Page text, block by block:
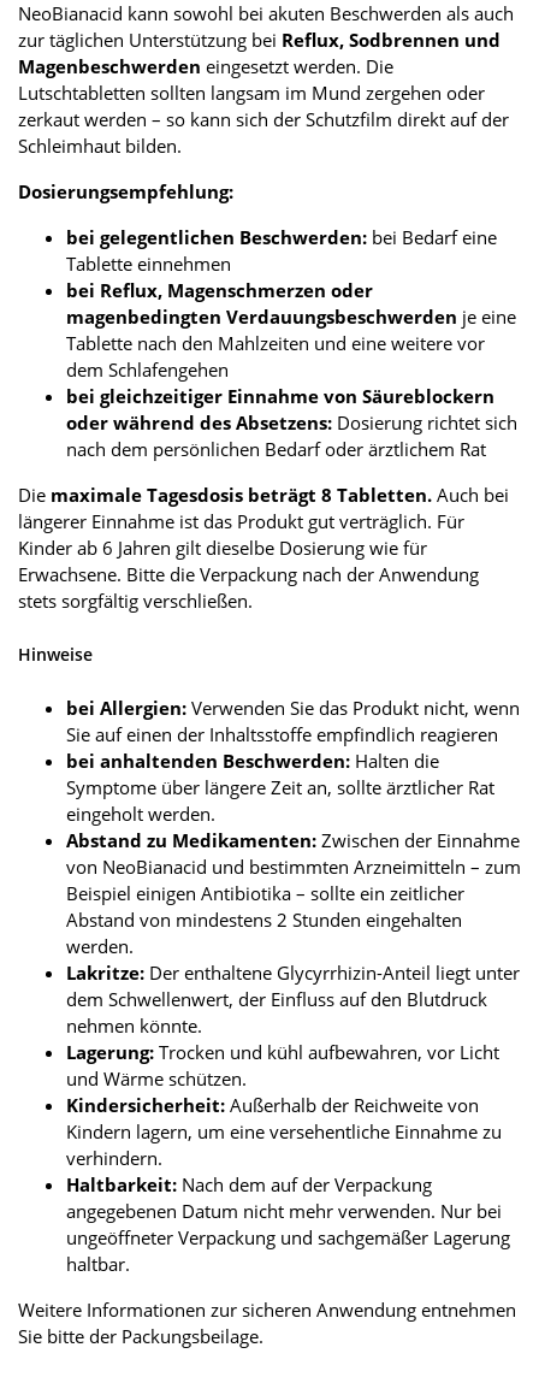
NeoBianacid kann sowohl bei akuten Beschwerden als auch
zur täglichen Unterstützung bei Reflux, Sodbrennen und
Magenbeschwerden eingesetzt werden. Die
Lutschtabletten sollten langsam im Mund zergehen oder
zerkaut werden – so kann sich der Schutzfilm direkt auf der
Schleimhaut bilden.
Dosierungsempfehlung:
bei gelegentlichen Beschwerden: bei Bedarf eine
Tablette einnehmen
bei Reflux, Magenschmerzen oder
magenbedingten Verdauungsbeschwerden je eine
Tablette nach den Mahlzeiten und eine weitere vor
dem Schlafengehen
bei gleichzeitiger Einnahme von Säureblockern
oder während des Absetzens: Dosierung richtet sich
nach dem persönlichen Bedarf oder ärztlichem Rat
Die maximale Tagesdosis beträgt 8 Tabletten. Auch bei
längerer Einnahme ist das Produkt gut verträglich. Für
Kinder ab 6 Jahren gilt dieselbe Dosierung wie für
Erwachsene. Bitte die Verpackung nach der Anwendung
stets sorgfältig verschließen.
Hinweise
bei Allergien: Verwenden Sie das Produkt nicht, wenn
Sie auf einen der Inhaltsstoffe empfindlich reagieren
bei anhaltenden Beschwerden: Halten die
Symptome über längere Zeit an, sollte ärztlicher Rat
eingeholt werden.
Abstand zu Medikamenten: Zwischen der Einnahme
von NeoBianacid und bestimmten Arzneimitteln – zum
Beispiel einigen Antibiotika – sollte ein zeitlicher
Abstand von mindestens 2 Stunden eingehalten
werden.
Lakritze: Der enthaltene Glycyrrhizin-Anteil liegt unter
dem Schwellenwert, der Einfluss auf den Blutdruck
nehmen könnte.
Lagerung: Trocken und kühl aufbewahren, vor Licht
und Wärme schützen.
Kindersicherheit: Außerhalb der Reichweite von
Kindern lagern, um eine versehentliche Einnahme zu
verhindern.
Haltbarkeit: Nach dem auf der Verpackung
angegebenen Datum nicht mehr verwenden. Nur bei
ungeöffneter Verpackung und sachgemäßer Lagerung
haltbar.
Weitere Informationen zur sicheren Anwendung entnehmen
Sie bitte der Packungsbeilage.